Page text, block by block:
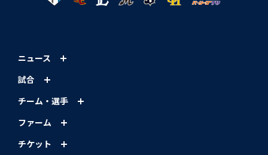
ニュース
試合
チーム・選手
ファーム
チケット